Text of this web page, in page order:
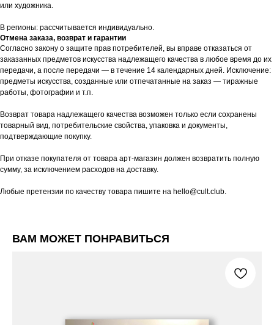
или художника.
В регионы: рассчитывается индивидуально.
Отмена заказа, возврат и гарантии
Согласно закону о защите прав потребителей, вы вправе отказаться от
заказанных предметов искусства надлежащего качества в любое время до их
передачи, а после передачи — в течение 14 календарных дней. Исключение:
предметы искусства, созданные или отпечатанные на заказ — тиражные
работы, фотографии и т.п.
Возврат товара надлежащего качества возможен только если сохранены
товарный вид, потребительские свойства, упаковка и документы,
подтверждающие покупку.
При отказе покупателя от товара арт-магазин должен возвратить полную
сумму, за исключением расходов на доставку.
Любые претензии по качеству товара пишите на hello@cult.club.
ВАМ МОЖЕТ ПОНРАВИТЬСЯ